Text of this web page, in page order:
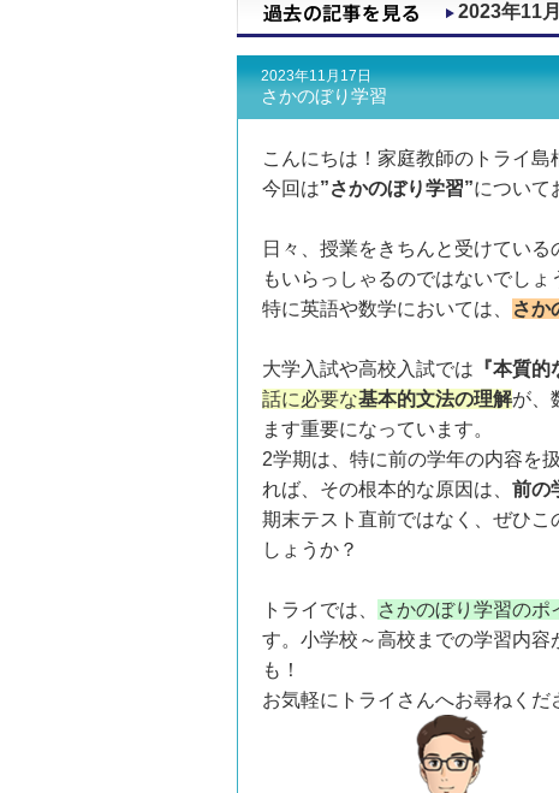
2023年11月
2023年11月17日
さかのぼり学習
こんにちは！家庭教師のトライ島
今回は”さかのぼり学習”について
日々、授業をきちんと受けてい
もいらっしゃるのではないでしょ
特に英語や数学においては、
さか
大学入試や高校入試では 『本質的
話に必要な基本的文法の理解が、
ます重要になっています。
2学期は、特に前の学年の内容を
れば、その根本的な原因は、 前の
期末テスト直前ではなく、ぜひ
しょうか？
トライでは、 さかのぼり学習のポ
す。小学校～高校までの学習内
も！
お気軽にトライさんへお尋ねくだ